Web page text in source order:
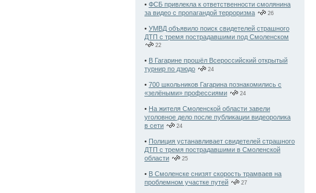
• ФСБ привлекла к ответственности смолянина
за видео с пропагандой терроризма
26
• УМВД объявило поиск свидетелей страшного
ДТП с тремя пострадавшими под Смоленском
22
• В Гагарине прошёл Всероссийский открытый
турнир по дзюдо
24
• 700 школьников Гагарина познакомились с
«зелёными» профессиями
24
• На жителя Смоленской области завели
уголовное дело после публикации видеоролика
в сети
24
• Полиция устанавливает свидетелей страшного
ДТП с тремя пострадавшими в Смоленской
области
25
• В Смоленске снизят скорость трамваев на
проблемном участке путей
27